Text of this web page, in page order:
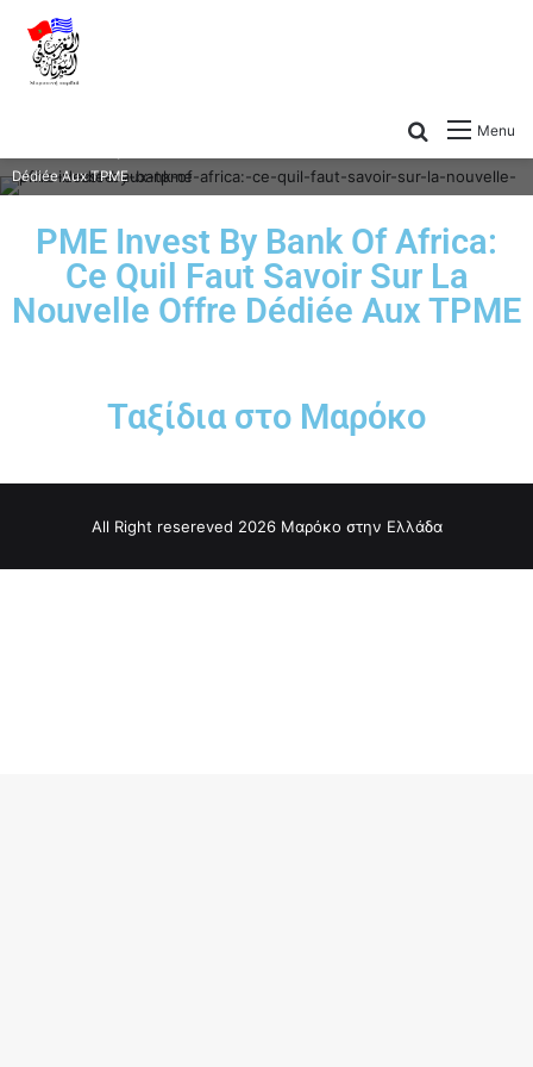
Menu
Dédiée Aux TPME
PME Invest By Bank Of Africa:
Ce Quil Faut Savoir Sur La
Nouvelle Offre Dédiée Aux TPME
Ταξίδια στο Μαρόκο
All Right resereved 2026 Μαρόκο στην Ελλάδα